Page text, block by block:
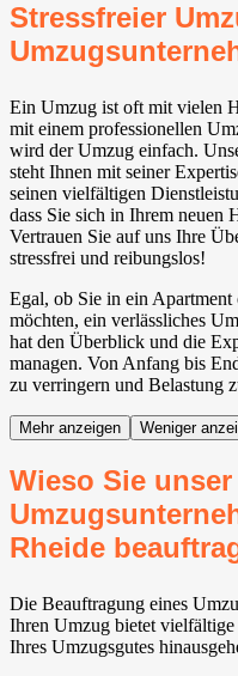
Stressfreier
Ein Umzug ist oft mit vielen
mit einem professionellen
wird der Umzug einfach.
steht Ihnen mit seiner
seinen vielfältigen
dass Sie sich in Ihrem neuen
Vertrauen Sie auf uns Ihre
stressfrei und reibungslos!
Egal, ob Sie in ein Apartment
möchten, ein verlässliches
hat den Überblick und die
managen. Von Anfang bis
zu verringern und Belastung
Mehr anzeigen Weniger
Wieso Sie
Rheide
Die Beauftragung eines
Ihren Umzug bietet
Ihres Umzugsgutes